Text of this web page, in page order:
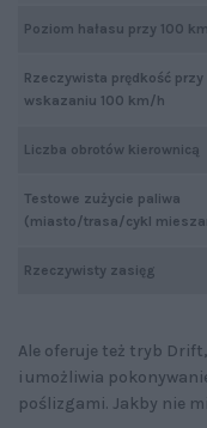
Poziom hałasu przy 100
Rzeczywista prędkość przy
wskazaniu 100 km/h
Liczba obrotów kierownicą
Testowe zużycie paliwa
(miasto/trasa/cykl
Rzeczywisty zasięg
Ale oferuje też tryb
i umożliwia
poślizgami. Jakby nie